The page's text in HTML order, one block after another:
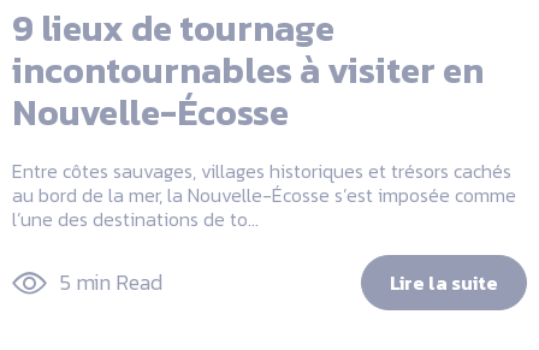
9 lieux de tournage
incontournables à visiter en
Nouvelle-Écosse
Entre côtes sauvages, villages historiques et trésors cachés
au bord de la mer, la Nouvelle-Écosse s’est imposée comme
l’une des destinations de to...
5 min Read Lire la suite